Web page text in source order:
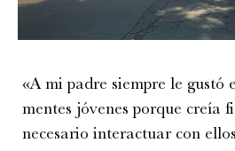
«A mi padre siempre le gustó
mentes jóvenes porque creía
necesario interactuar con